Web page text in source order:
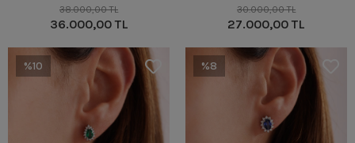
38.000,00 TL
36.000,00 TL
30.000,00 TL
27.000,00 TL
%10 %8